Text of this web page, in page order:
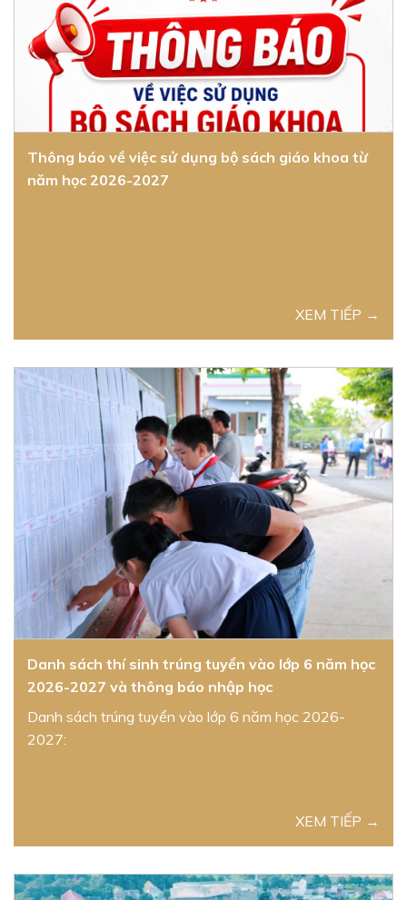
Thông báo về việc sử dụng bộ sách giáo khoa từ
năm học 2026-2027
XEM TIẾP →
Danh sách thí sinh trúng tuyển vào lớp 6 năm học
2026-2027 và thông báo nhập học
Danh sách trúng tuyển vào lớp 6 năm học 2026-
2027:
XEM TIẾP →